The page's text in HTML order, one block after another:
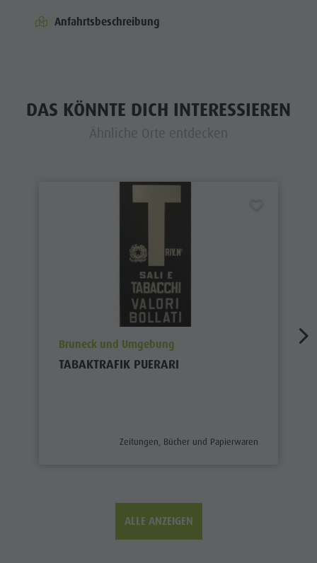
Anfahrtsbeschreibung
DAS KÖNNTE DICH INTERESSIEREN
Ähnliche Orte entdecken
aria.poi_location_prefix
Bruneck und Umgebung
TABAKTRAFIK PUERARI
aria.poi_category_prefix
Zeitungen, Bücher und Papierwaren
ALLE ANZEIGEN